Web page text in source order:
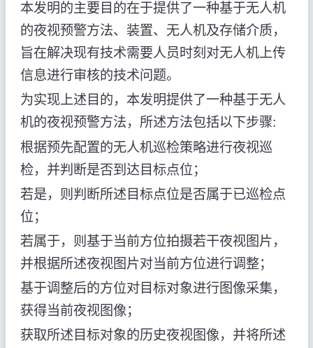
本发明的主要目的在于提供了一种基于无人机
的夜视预警方法、装置、无人机及存储介质，
旨在解决现有技术需要人员时刻对无人机上传
信息进行审核的技术问题。
为实现上述目的，本发明提供了一种基于无人
机的夜视预警方法，所述方法包括以下步骤:
根据预先配置的无人机巡检策略进行夜视巡
检，并判断是否到达目标点位；
若是，则判断所述目标点位是否属于已巡检点
位；
若属于，则基于当前方位拍摄若干夜视图片，
并根据所述夜视图片对当前方位进行调整；
基于调整后的方位对目标对象进行图像采集，
获得当前夜视图像；
获取所述目标对象的历史夜视图像，并将所述